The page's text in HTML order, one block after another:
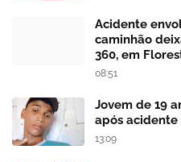
Acidente
caminhão
360, em
08:51
Jovem de 19
após acidente
13:09